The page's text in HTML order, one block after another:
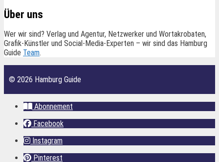
Über uns
Wer wir sind? Verlag und Agentur, Netzwerker und Wortakrobaten,
Grafik-Künstler und Social-Media-Experten – wir sind das Hamburg
Guide Team.
© 2026 Hamburg Guide
Abonnement
Facebook
Instagram
Pinterest